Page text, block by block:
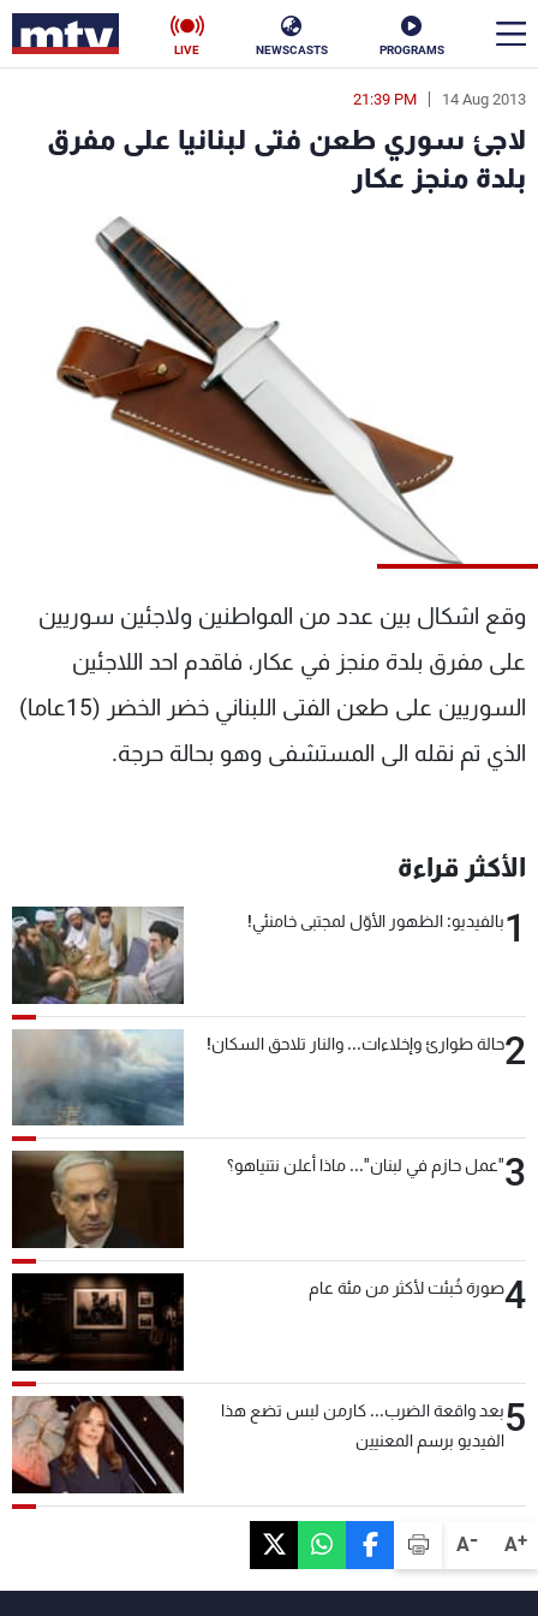
PROGRAMS
NEWSCASTS
LIVE
A+
A-
14 Aug 2013
21:39 PM
لاجئ سوري طعن فتى لبنانيا على مفرق
بلدة منجز عكار
وقع اشكال بين عدد من المواطنين ولاجئين سوريين
على مفرق بلدة منجز في عكار، فاقدم احد اللاجئين
السوريين على طعن الفتى اللبناني خضر الخضر (15عاما)
الذي تم نقله الى المستشفى وهو بحالة حرجة.
الأكثر قراءة
1بالفيديو: الظهور الأوّل لمجتبى خامنئي!
2حالة طوارئ وإخلاءات... والنار تلاحق السكان!
3"عمل حازم في لبنان"... ماذا أعلن نتنياهو؟
4صورة خُبئت لأكثر من مئة عام
5بعد واقعة الضرب... كارمن لبس تضع هذا
الفيديو برسم المعنيين
en
الأخبار
رياضة
جدول البرامج
شاهد البرامج
عن MTV
الإنـتـاج
لاعلاناتكم
وظائف
تواصل معنا
شروط الإسـتخدام
سياسة الخصوصية